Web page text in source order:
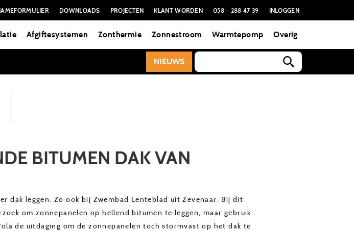
DOWNLOADS PROJECTEN KLANT WORDEN 058 – 288 47 39 INLOGGEN
Afgiftesystemen Zonthermie Zonnestroom Warmtepomp Overig
NIEUWS
BITUMEN DAK VAN
dak leggen. Zo ook bij Zwembad Lenteblad uit Zevenaar. Bij dit
om zonnepanelen op hellend bitumen te leggen, maar gebruik
de uitdaging om de zonnepanelen toch stormvast op het dak te